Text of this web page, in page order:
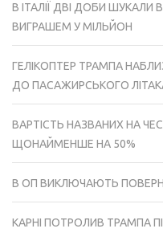
В ІТАЛІЇ ДВІ ДОБИ ШУКАЛИ
ВИГРАШЕМ У МІЛЬЙОН
ГЕЛІКОПТЕР ТРАМПА
ДО ПАСАЖИРСЬКОГО
ВАРТІСТЬ НАЗВАНИХ НА
ЩОНАЙМЕНШЕ НА 50%
В ОП ВИКЛЮЧАЮТЬ
КАРНІ ПОТРОЛИВ ТРАМПА